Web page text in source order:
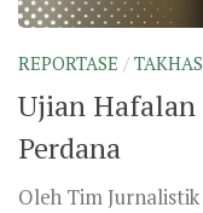
REPORTASE /
Ujian Hafalan
Perdana
Oleh Tim Jurnalistik